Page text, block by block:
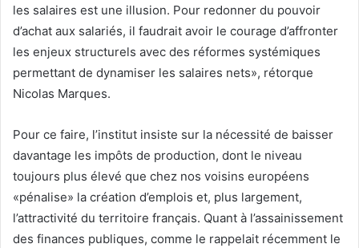
les salaires est une illusion. Pour redonner du pouvoir
d’achat aux salariés, il faudrait avoir le courage d’affronter
les enjeux structurels avec des réformes systémiques
permettant de dynamiser les salaires nets», rétorque
Nicolas Marques.
Pour ce faire, l’institut insiste sur la nécessité de baisser
davantage les impôts de production, dont le niveau
toujours plus élevé que chez nos voisins européens
«pénalise» la création d’emplois et, plus largement,
l’attractivité du territoire français. Quant à l’assainissement
des finances publiques, comme le rappelait récemment le